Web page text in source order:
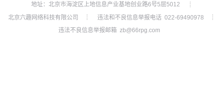
地址：北京市海淀区上地信息产业基地创业路6号5层5012
┊
北京六趣网络科技有限公司
┊ 违法和不良信息举报电话 022-69490978
┊
违法不良信息举报邮箱 zb@66rpg.com